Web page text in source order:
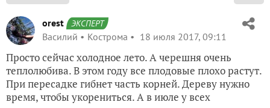
orest ЭКСПЕРТ
Василий Кострома 18 июля 2017, 09:11
Просто сейчас холодное лето. А черешня очень
теплолюбива. В этом году все плодовые плохо растут.
При пересадке гибнет часть корней. Дереву нужно
время, чтобы укорениться. А в июле у всех